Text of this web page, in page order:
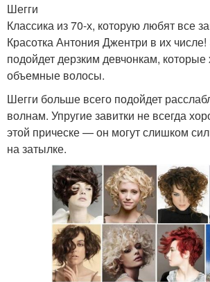
Шегги
Классика из 70-х, которую любят все
Красотка Антония Джентри в их
подойдет дерзким девчонкам, которые
объемные волосы.
Шегги больше всего подойдет
волнам. Упругие завитки не всегда
этой прическе — он могут слишком
на затылке.